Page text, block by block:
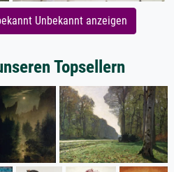
Unbekannt anzeigen
Topsellern